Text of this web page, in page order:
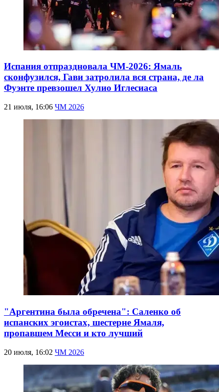
Испания отпраздновала ЧМ-2026: Ямаль
сконфузился, Гави затролила вся страна, де ла
Фуэнте превзошел Хулио Иглесиаса
21 июля, 16:06 ЧМ 2026
"Аргентина была обречена": Саленко об
испанских эгоистах, шестерне Ямаля,
пропавшем Месси и кто лучший
20 июля, 16:02 ЧМ 2026